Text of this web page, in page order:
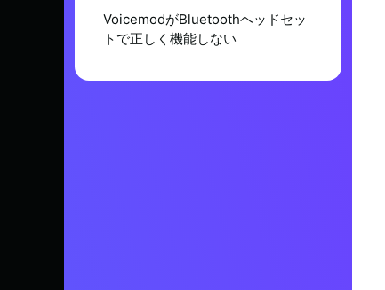
VoicemodがBluetoothヘッドセッ
トで正しく機能しない